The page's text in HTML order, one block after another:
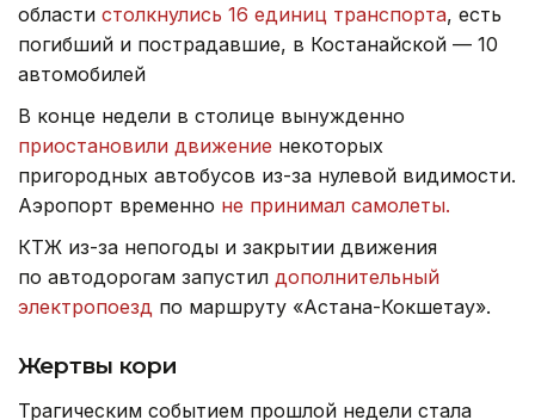
области столкнулись 16 единиц транспорта, есть
погибший и пострадавшие, в Костанайской — 10
автомобилей
В конце недели в столице вынужденно
приостановили движение некоторых
пригородных автобусов из-за нулевой видимости.
Аэропорт временно не принимал самолеты.
КТЖ из-за непогоды и закрытии движения
по автодорогам запустил дополнительный
электропоезд по маршруту «Астана-Кокшетау».
Жертвы кори
Трагическим событием прошлой недели стала